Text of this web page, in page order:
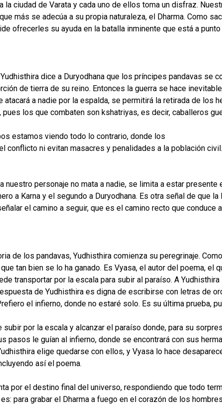
la ciudad de Varata y cada uno de ellos toma un disfraz.
más se adecúa a su propia naturaleza, el Dharma. Como
ofrecerles su ayuda en la batalla inminente que está a punto
dice a Duryodhana que los príncipes pandavas se
de tierra de su reino. Entonces la guerra se hace
atacará a nadie por la espalda, se permitirá la retirada de los
los que combaten son kshatriyas, es decir, caballeros
estamos viendo todo lo contrario, donde los
conflicto ni evitan masacres y penalidades a la población
nuestro personaje no mata a nadie, se limita a estar
a Karna y el segundo a Duryodhana. Es otra señal de que
el camino a seguir, que es el camino recto que conduce
de los pandavas, Yudhisthira comienza su peregrinaje.
tan bien se lo ha ganado. Es Vyasa, el autor del poema,
transportar por la escala para subir al paraíso. A
de Yudhisthira es digna de escribirse con letras de
el infierno, donde no estaré solo. Es su última prueba,
por la escala y alcanzar el paraíso donde, para su
pasos le guían al infierno, donde se encontrará con sus
elige quedarse con ellos, y Vyasa lo hace
así el poema.
por el destino final del universo, respondiendo que todo
para grabar el Dharma a fuego en el corazón de los